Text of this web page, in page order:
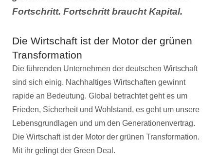
Fortschritt. Fortschritt braucht Kapital.
Die Wirtschaft ist der Motor der grünen
Transformation
Die führenden Unternehmen der deutschen Wirtschaft
sind sich einig. Nachhaltiges Wirtschaften gewinnt
rapide an Bedeutung. Global betrachtet geht es um
Frieden, Sicherheit und Wohlstand, es geht um unsere
Lebensgrundlagen und um den Generationenvertrag.
Die Wirtschaft ist der Motor der grünen Transformation.
Mit ihr gelingt der Green Deal.